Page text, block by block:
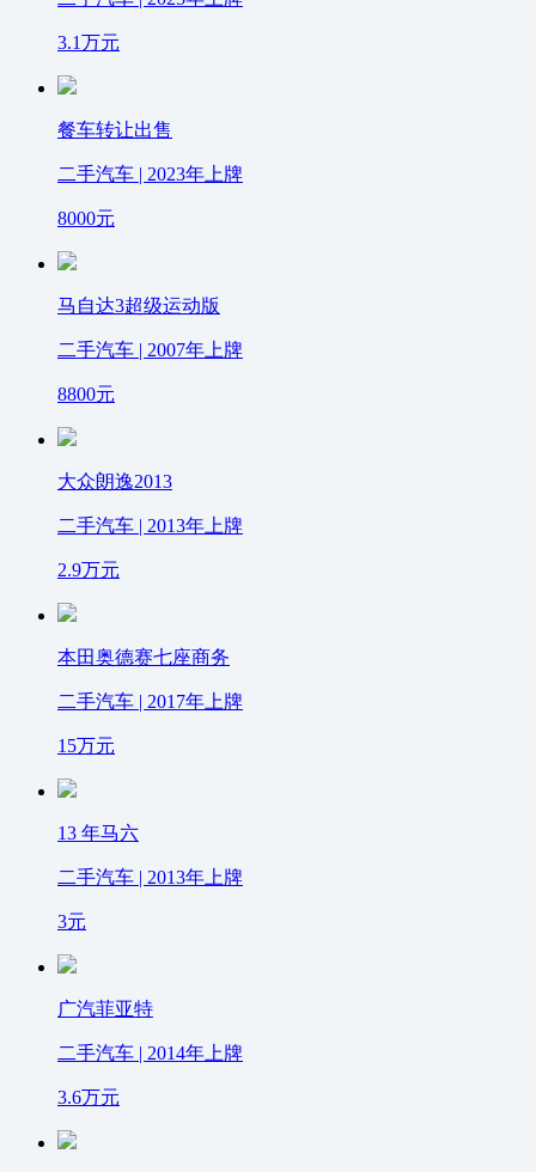
3.1万元
餐车转让出售
二手汽车 | 2023年上牌
8000元
马自达3超级运动版
二手汽车 | 2007年上牌
8800元
大众朗逸2013
二手汽车 | 2013年上牌
2.9万元
本田奥德赛七座商务
二手汽车 | 2017年上牌
15万元
13 年马六
二手汽车 | 2013年上牌
3元
广汽菲亚特
二手汽车 | 2014年上牌
3.6万元